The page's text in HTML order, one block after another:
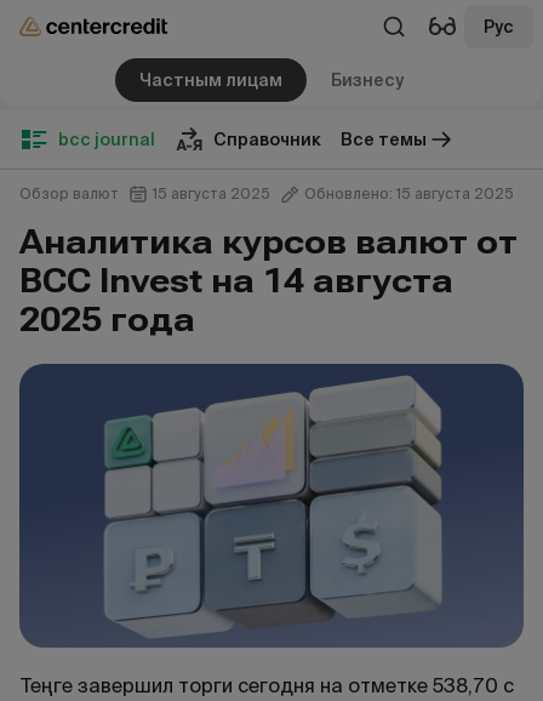
Рус
Частным лицам Бизнесу
bcc journal Справочник Все темы
Обзор валют 15 августа 2025 Обновлено: 15 августа 2025
Аналитика курсов валют от
BCC Invest на 14 августа
2025 года
Теңге завершил торги сегодня на отметке 538,70 с